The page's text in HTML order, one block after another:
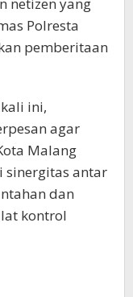
Polresta
pemberitaan
ini,
agar
Malang
sinergitas antar
dan
kontrol